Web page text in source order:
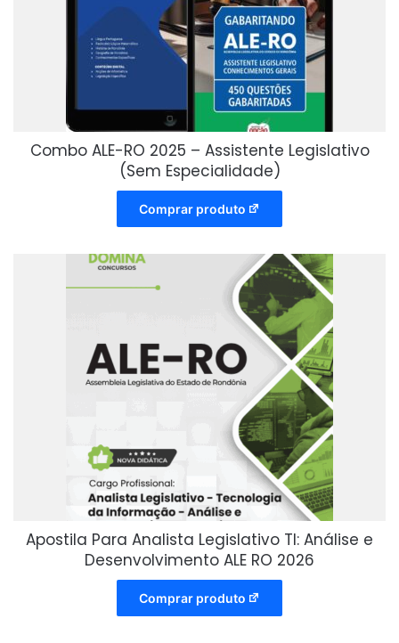
Combo ALE-RO 2025 – Assistente Legislativo
(Sem Especialidade)
Comprar produto
Apostila Para Analista Legislativo TI: Análise e
Desenvolvimento ALE RO 2026
Comprar produto